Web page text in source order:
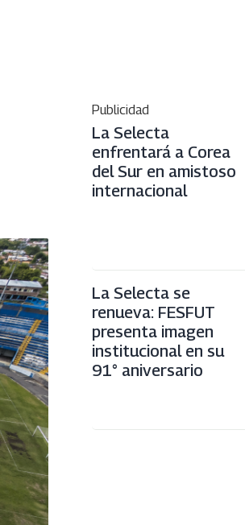
Publicidad
La Selecta
enfrentará a Corea
del Sur en amistoso
internacional
La Selecta se
renueva: FESFUT
presenta imagen
institucional en su
91° aniversario